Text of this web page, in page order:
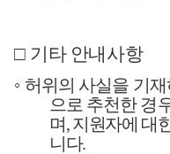
□ 기타 안내사항
◦ 허위의 사실을 기
으로 추천한 경
며,지원자에 대
니다.